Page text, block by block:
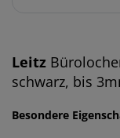
Leitz
schwarz, bis
Besondere